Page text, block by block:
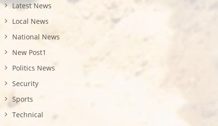
Latest News
Local News
National News
New Post1
Politics News
Security
Sports
Technical